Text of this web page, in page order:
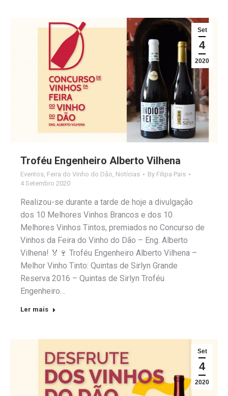
Set
4
2020
Troféu Engenheiro Alberto Vilhena
Eventos Feira do Vinho do Dão Notícias By Filipa Pais
4 Setembro 2020
Realizou-se durante a tarde de hoje a divulgação
dos 10 Melhores Vinhos Brancos e dos 10
Melhores Vinhos Tintos, premiados no Concurso de
Vinhos da Feira do Vinho do Dão – Eng. Alberto
Vilhena! 🏅🍷 Troféu Engenheiro Alberto Vilhena –
Melhor Vinho Tinto: Quintas de Sirlyn Grande
Reserva 2016 – Quintas de Sirlyn Troféu
Engenheiro…
Ler mais
Set
4
2020